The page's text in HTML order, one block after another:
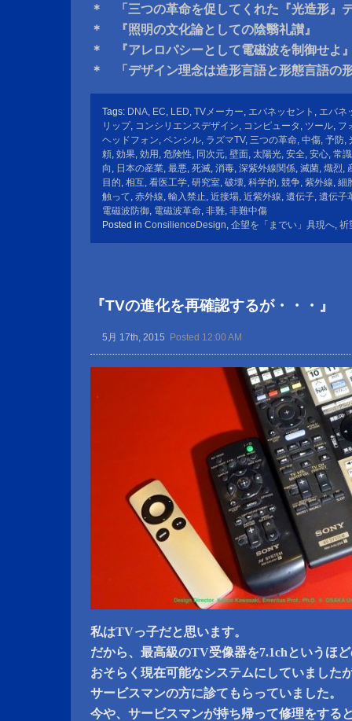
＊ 「三つの革命を促してくれた『光造形』
＊ 『照明の文化論としての陰翳礼讃』
＊ 『アレロパシーとして電磁波を制御せよ
＊ 「デザイン理念は造形言語と形態言語の
Tags: DNA, EC, LED, TVメーカー, エバネッセント , エバネ
リップ, コンシリエンスデザイン, コンピュータ , ツール, フ
ヘッドフォン, ペンシル, ラズマTV, 三つの革命, 中傷, 予防,
頼, 効果, 効用 , 危険性, 同次元, 壁面, 太陽光, 安全, 安心, 常識
向 , 日本の産業, 最悪, 死滅, 消毒, 深紫外線関係, 滅菌, 熾烈,
目的, 相互, 看医工学, 研究室, 破壊, 科学的, 競争, 紫外線, 細
触って, 赤外線, 輸入禁止, 近接場, 近紫外線, 遺伝子, 遺伝子
電磁波防御, 電磁波革命, 非難, 非難中傷
Posted in ConsilienceDesign, 企望を「までい」具現へ, 祈
『TVの進化を再確認するが・・・』
5月 17th, 2015 Posted 12:00 AM
私はTVっ子だと思います。
だから、最高級のTV受像器を7.1chというほ
おそらく現在可能なシステムにしていました
サービスマンの方に診てもらっていました。
今や、サービスマンが持ち帰って修理をする